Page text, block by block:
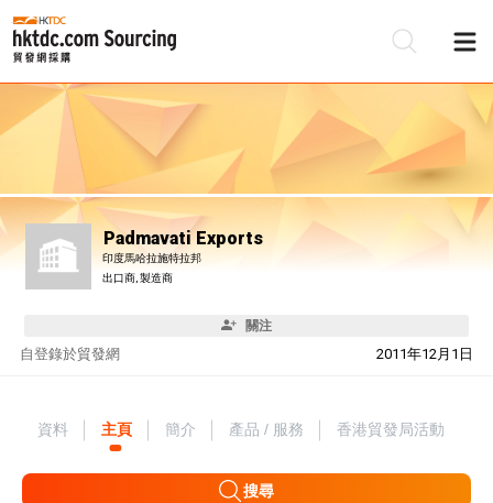
Padmavati Exports
印度馬哈拉施特拉邦
出口商, 製造商
關注
自 2011年12月1日
登錄於貿發網
資料 主頁 簡介 產品 / 服務 香港貿發局活動
搜尋